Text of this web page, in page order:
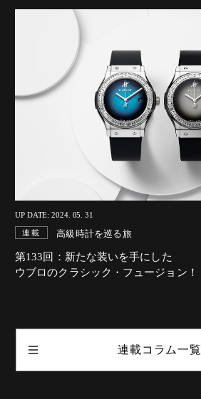
UP DATE: 2024. 05. 31
連載 高級時計を巡る旅
第133回：新たな装いを手にした
ウブロのクラシック・フュージョン！
連載コラム一覧